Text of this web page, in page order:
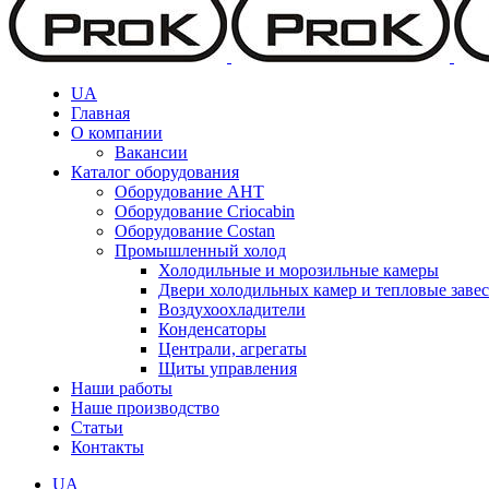
UA
Главная
О компании
Вакансии
Каталог оборудования
Оборудование AHT
Оборудование Criocabin
Оборудование Costan
Промышленный холод
Холодильные и морозильные камеры
Двери холодильных камер и тепловые
Воздухоохладители
Конденсаторы
Централи, агрегаты
Щиты управления
Наши работы
Наше производство
Статьи
Контакты
UA